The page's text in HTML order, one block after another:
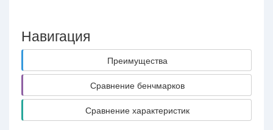
Навигация
Преимущества
Сравнение бенчмарков
Сравнение характеристик